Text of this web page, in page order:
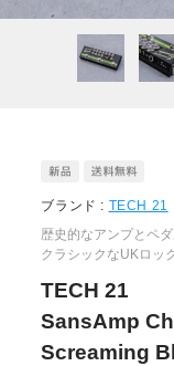
ブランド : TECH 21
歴史的なアンプとペ
クラシックなUKロッ
TECH 21
SansAmp
Screaming